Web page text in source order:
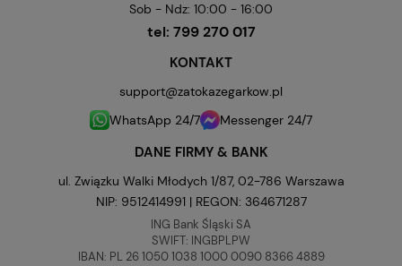
Sob - Ndz: 10:00 - 16:00
tel: 799 270 017
KONTAKT
support@zatokazegarkow.pl
WhatsApp 24/7
Messenger 24/7
DANE FIRMY & BANK
ul. Związku Walki Młodych 1/87, 02-786 Warszawa
NIP: 9512414991 | REGON: 364671287
ING Bank Śląski SA
SWIFT: INGBPLPW
IBAN: PL 26 1050 1038 1000 0090 8366 4889